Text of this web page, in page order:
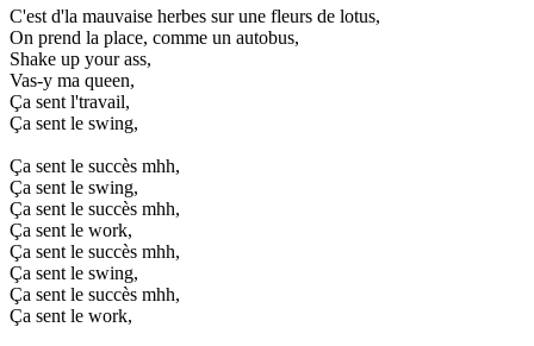
C'est d'la mauvaise herbes sur une fleurs de lotus,
On prend la place, comme un autobus,
Shake up your ass,
Vas-y ma queen,
Ça sent l'travail,
Ça sent le swing,
Ça sent le succès mhh,
Ça sent le swing,
Ça sent le succès mhh,
Ça sent le work,
Ça sent le succès mhh,
Ça sent le swing,
Ça sent le succès mhh,
Ça sent le work,